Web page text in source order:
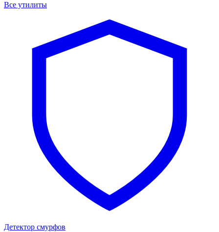
Все утилиты
Детектор смурфов